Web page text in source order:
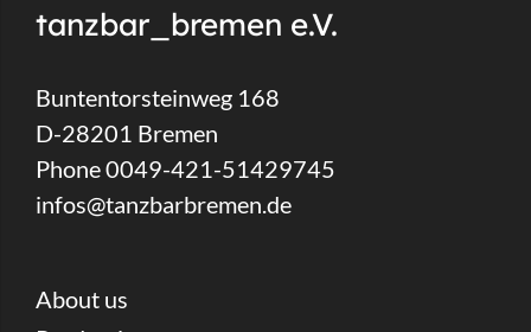
tanzbar_bremen e.V.
Buntentorsteinweg 168
D-28201 Bremen
Phone 0049-421-51429745
infos@tanzbarbremen.de
About us